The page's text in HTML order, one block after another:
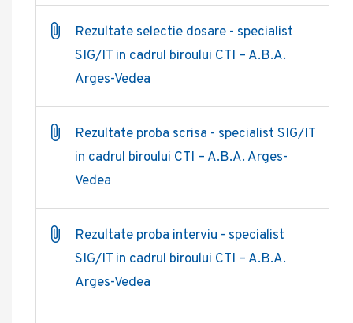
Rezultate selectie dosare - specialist
SIG/IT in cadrul biroului CTI – A.B.A.
Arges-Vedea
Rezultate proba scrisa - specialist SIG/IT
in cadrul biroului CTI – A.B.A. Arges-
Vedea
Rezultate proba interviu - specialist
SIG/IT in cadrul biroului CTI – A.B.A.
Arges-Vedea